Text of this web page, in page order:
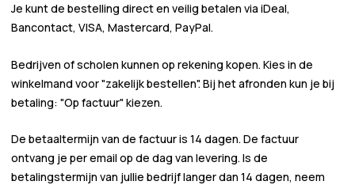
Je kunt de bestelling direct en veilig betalen via iDeal,
Bancontact, VISA, Mastercard, PayPal.
Bedrijven of scholen kunnen op rekening kopen. Kies in de
winkelmand voor"zakelijk bestellen". Bij het afronden kun je bij
betaling: "Op factuur" kiezen.
De betaaltermijn van de factuur is 14 dagen. De factuur
ontvang je per email op de dag van levering. Is de
betalingstermijn van jullie bedrijf langer dan 14 dagen, neem